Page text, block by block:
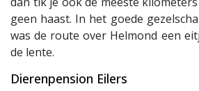
geen haast. In het goede
was de route over Helmond een
de lente.
Dierenpension Eilers